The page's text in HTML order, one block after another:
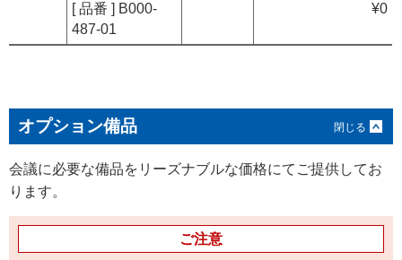
[ 品番 ] B000-
487-01
¥0
オプション備品
会議に必要な備品をリーズナブルな価格にてご提供してお
ります。
ご注意